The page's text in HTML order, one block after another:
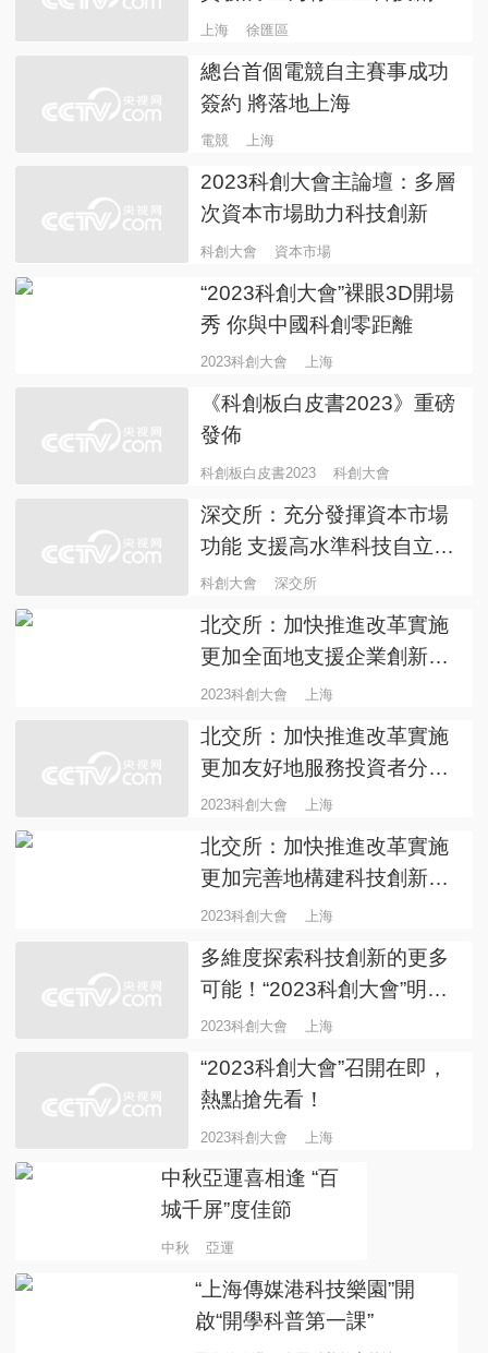
推進大會順利舉辦
上海 徐匯區
總台首個電競自主賽事成功
簽約 將落地上海
電競 上海
2023科創大會主論壇：多層
次資本市場助力科技創新
科創大會 資本市場
“2023科創大會”裸眼3D開場
秀 你與中國科創零距離
2023科創大會 上海
《科創板白皮書2023》重磅
發佈
科創板白皮書2023 科創大會
深交所：充分發揮資本市場
功能 支援高水準科技自立自
強
科創大會 深交所
北交所：加快推進改革實施
更加全面地支援企業創新發
展
2023科創大會 上海
北交所：加快推進改革實施
更加友好地服務投資者分享
科創紅利
2023科創大會 上海
北交所：加快推進改革實施
更加完善地構建科技創新生
態
2023科創大會 上海
多維度探索科技創新的更多
可能！“2023科創大會”明日
啟幕
2023科創大會 上海
“2023科創大會”召開在即，
熱點搶先看！
2023科創大會 上海
中秋亞運喜相逢 “百
城千屏”度佳節
中秋 亞運
“上海傳媒港科技樂園”開
啟“開學科普第一課”